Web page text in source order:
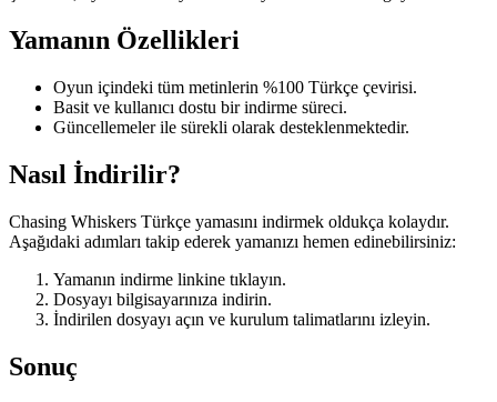
Yamanın Özellikleri
Oyun içindeki tüm metinlerin %100 Türkçe çevirisi.
Basit ve kullanıcı dostu bir indirme süreci.
Güncellemeler ile sürekli olarak desteklenmektedir.
Nasıl İndirilir?
Chasing Whiskers Türkçe yamasını indirmek oldukça kolaydır.
Aşağıdaki adımları takip ederek yamanızı hemen edinebilirsiniz:
Yamanın indirme linkine tıklayın.
Dosyayı bilgisayarınıza indirin.
İndirilen dosyayı açın ve kurulum talimatlarını izleyin.
Sonuç